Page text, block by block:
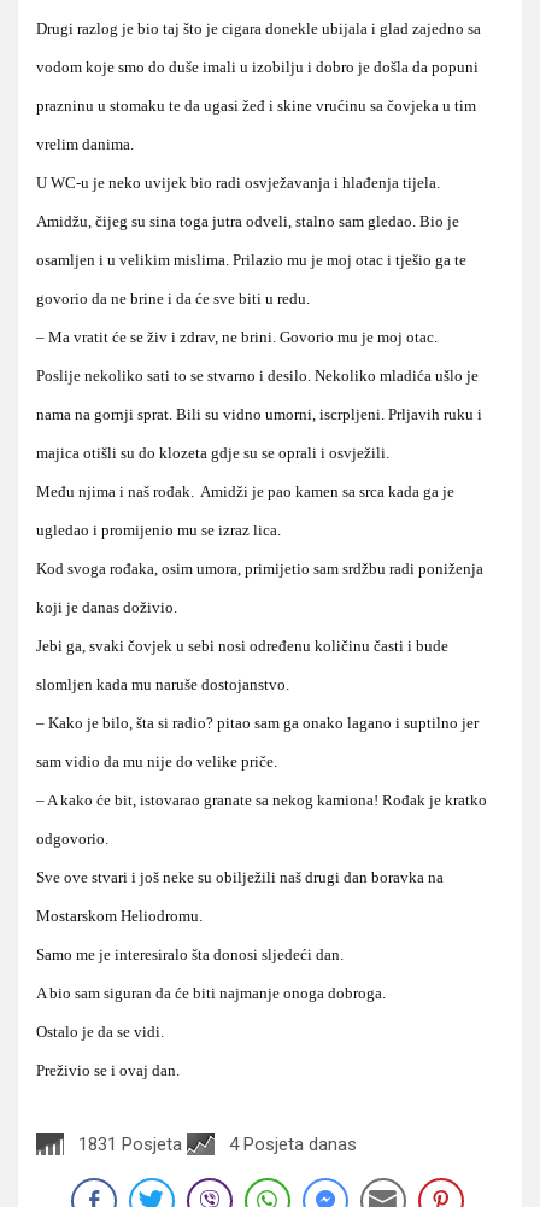
Drugi razlog je bio taj što je cigara donekle ubijala i glad zajedno sa
vodom koje smo do duše imali u izobilju i dobro je došla da popuni
prazninu u stomaku te da ugasi žeđ i skine vrućinu sa čovjeka u tim
vrelim danima.
U WC-u je neko uvijek bio radi osvježavanja i hlađenja tijela.
Amidžu, čijeg su sina toga jutra odveli, stalno sam gledao. Bio je
osamljen i u velikim mislima. Prilazio mu je moj otac i tješio ga te
govorio da ne brine i da će sve biti u redu.
– Ma vratit će se živ i zdrav, ne brini. Govorio mu je moj otac.
Poslije nekoliko sati to se stvarno i desilo. Nekoliko mladića ušlo je
nama na gornji sprat. Bili su vidno umorni, iscrpljeni. Prljavih ruku i
majica otišli su do klozeta gdje su se oprali i osvježili.
Među njima i naš rođak. Amidži je pao kamen sa srca kada ga je
ugledao i promijenio mu se izraz lica.
Kod svoga rođaka, osim umora, primijetio sam srdžbu radi poniženja
koji je danas doživio.
Jebi ga, svaki čovjek u sebi nosi određenu količinu časti i bude
slomljen kada mu naruše dostojanstvo.
– Kako je bilo, šta si radio? pitao sam ga onako lagano i suptilno jer
sam vidio da mu nije do velike priče.
– A kako će bit, istovarao granate sa nekog kamiona! Rođak je kratko
odgovorio.
Sve ove stvari i još neke su obilježili naš drugi dan boravka na
Mostarskom Heliodromu.
Samo me je interesiralo šta donosi sljedeći dan.
A bio sam siguran da će biti najmanje onoga dobroga.
Ostalo je da se vidi.
Preživio se i ovaj dan.
1831 Posjeta 4 Posjeta danas